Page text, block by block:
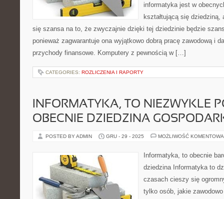
informatyka jest w
kształtującą się
się szansa na to, że zwyczajnie dzięki tej dziedzinie będzie
ponieważ zagwarantuje ona wyjątkowo dobrą pracę zawodową i
przychody finansowe. Komputery z pewnością w […]
CATEGORIES: ROZLICZENIA I RAPORTY
INFORMATYKA, TO NIEZWYKLE
OBECNIE DZIEDZINA
POSTED BY ADMIN GRU - 29 - 2025 MOŻLIWOŚĆ
Informatyka, to obecnie
dziedzina Informatyka to
czasach cieszy się
tylko osób, jakie